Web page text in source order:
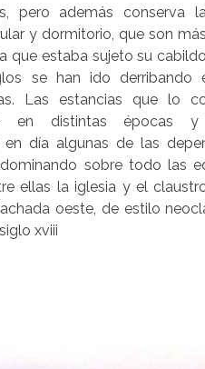
pero además conserva
y dormitorio, que son
que estaba sujeto su
se han ido derribando
Las estancias que lo
en distintas épocas y
en día algunas de las
sobre todo las
ellas la iglesia y el
oeste, de estilo
xviii